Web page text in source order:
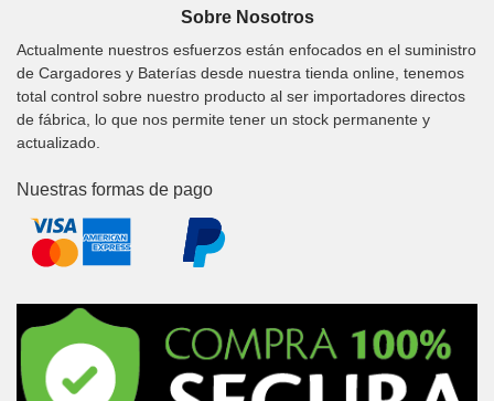
Sobre Nosotros
Actualmente nuestros esfuerzos están enfocados en el suministro
de Cargadores y Baterías desde nuestra tienda online, tenemos
total control sobre nuestro producto al ser importadores directos
de fábrica, lo que nos permite tener un stock permanente y
actualizado.
Nuestras formas de pago